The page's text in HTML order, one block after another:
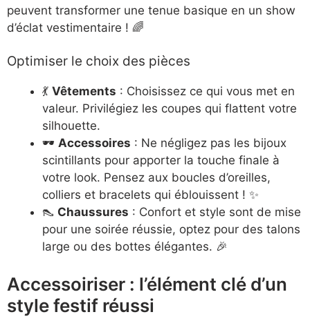
peuvent transformer une tenue basique en un show
d’éclat vestimentaire ! 🌈
Optimiser le choix des pièces
💃 Vêtements : Choisissez ce qui vous met en
valeur. Privilégiez les coupes qui flattent votre
silhouette.
🕶️ Accessoires : Ne négligez pas les bijoux
scintillants pour apporter la touche finale à
votre look. Pensez aux boucles d’oreilles,
colliers et bracelets qui éblouissent ! ✨
👠 Chaussures : Confort et style sont de mise
pour une soirée réussie, optez pour des talons
large ou des bottes élégantes. 🎉
Accessoiriser : l’élément clé d’un
style festif réussi